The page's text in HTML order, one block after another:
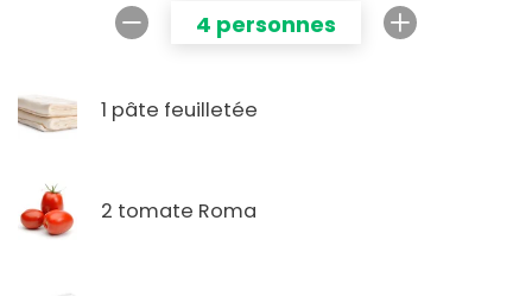
4 personnes
1 pâte feuilletée
2 tomate Roma